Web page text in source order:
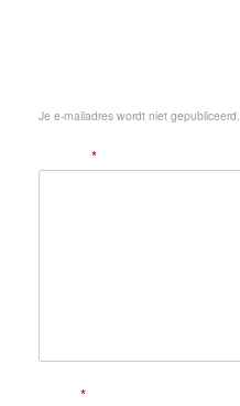
Je e-mailadres wordt niet gepubliceerd.
*
*